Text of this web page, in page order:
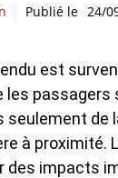
Publié le 24/
est
les passagers
seulement de
à proximité.
des impacts